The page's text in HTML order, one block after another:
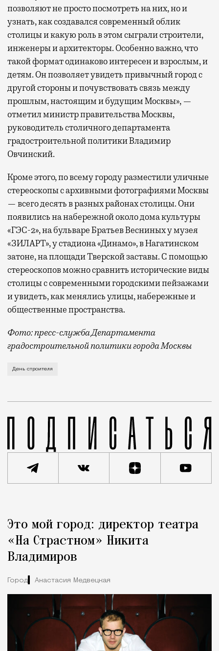
позволяют не просто посмотреть на них, но и
узнать, как создавался современный облик
столицы и какую роль в этом сыграли строители,
инженеры и архитекторы. Особенно важно, что
такой формат одинаково интересен и взрослым, и
детям. Он позволяет увидеть привычный город с
другой стороны и почувствовать связь между
прошлым, настоящим и будущим Москвы», —
отметил министр правительства Москвы,
руководитель столичного департамента
градостроительной политики Владимир
Овчинский.
Кроме этого, по всему городу разместили уличные
стереоскопы с архивными фотографиями Москвы
— всего десять в разных районах столицы. Они
появились на набережной около дома культуры
«ГЭС-2», на бульваре Братьев Весниных у музея
«ЗИЛАРТ», у стадиона «Динамо», в Нагатинском
затоне, на площади Тверской заставы. С помощью
стереоскопов можно сравнить исторические виды
столицы с современными городскими пейзажами
и увидеть, как менялись улицы, набережные и
общественные пространства.
Фото: пресс-служба Департамента
градостроительной политики города Москвы
В этом году профессиональный праздник День
День строителя
Город
Это мой город: директор театра
«На Страстном» Никита
Владимиров
Город Анастасия Медвецкая